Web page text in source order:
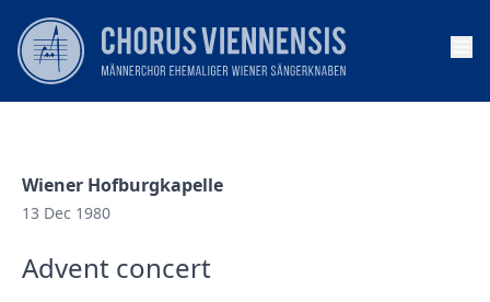
Wiener Hofburgkapelle
13 Dec 1980
Advent concert